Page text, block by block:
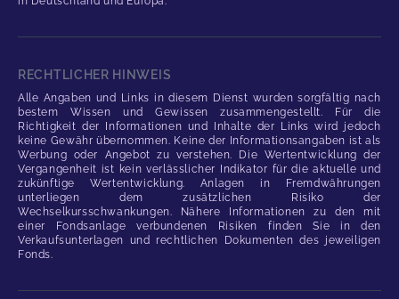
RECHTLICHER HINWEIS
Alle Angaben und Links in diesem Dienst wurden sorgfältig nach
bestem Wissen und Gewissen zusammengestellt. Für die
Richtigkeit der Informationen und Inhalte der Links wird jedoch
keine Gewähr übernommen. Keine der Informationsangaben ist als
Werbung oder Angebot zu verstehen. Die Wertentwicklung der
Vergangenheit ist kein verlässlicher Indikator für die aktuelle und
zukünftige Wertentwicklung. Anlagen in Fremdwährungen
unterliegen dem zusätzlichen Risiko der
Wechselkursschwankungen. Nähere Informationen zu den mit
einer Fondsanlage verbundenen Risiken finden Sie in den
Verkaufsunterlagen und rechtlichen Dokumenten des jeweiligen
Fonds.